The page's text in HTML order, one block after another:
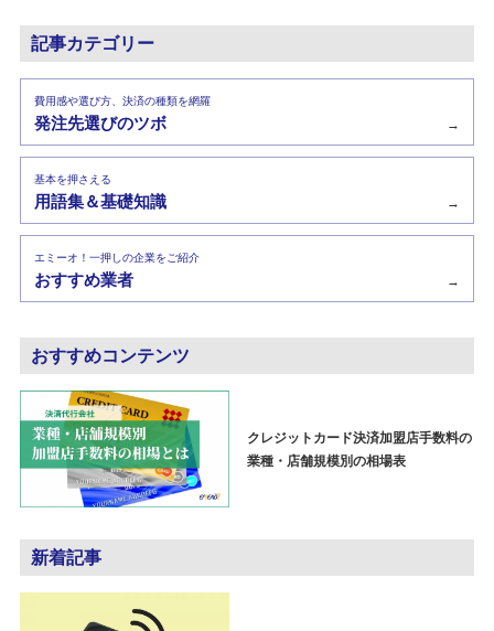
記事カテゴリー
費用感や選び方、決済の種類を網羅
発注先選びのツボ →
基本を押さえる
用語集＆基礎知識 →
エミーオ！一押しの企業をご紹介
おすすめ業者 →
おすすめコンテンツ
クレジットカード決済加盟店手数料の
業種・店舗規模別の相場表
新着記事